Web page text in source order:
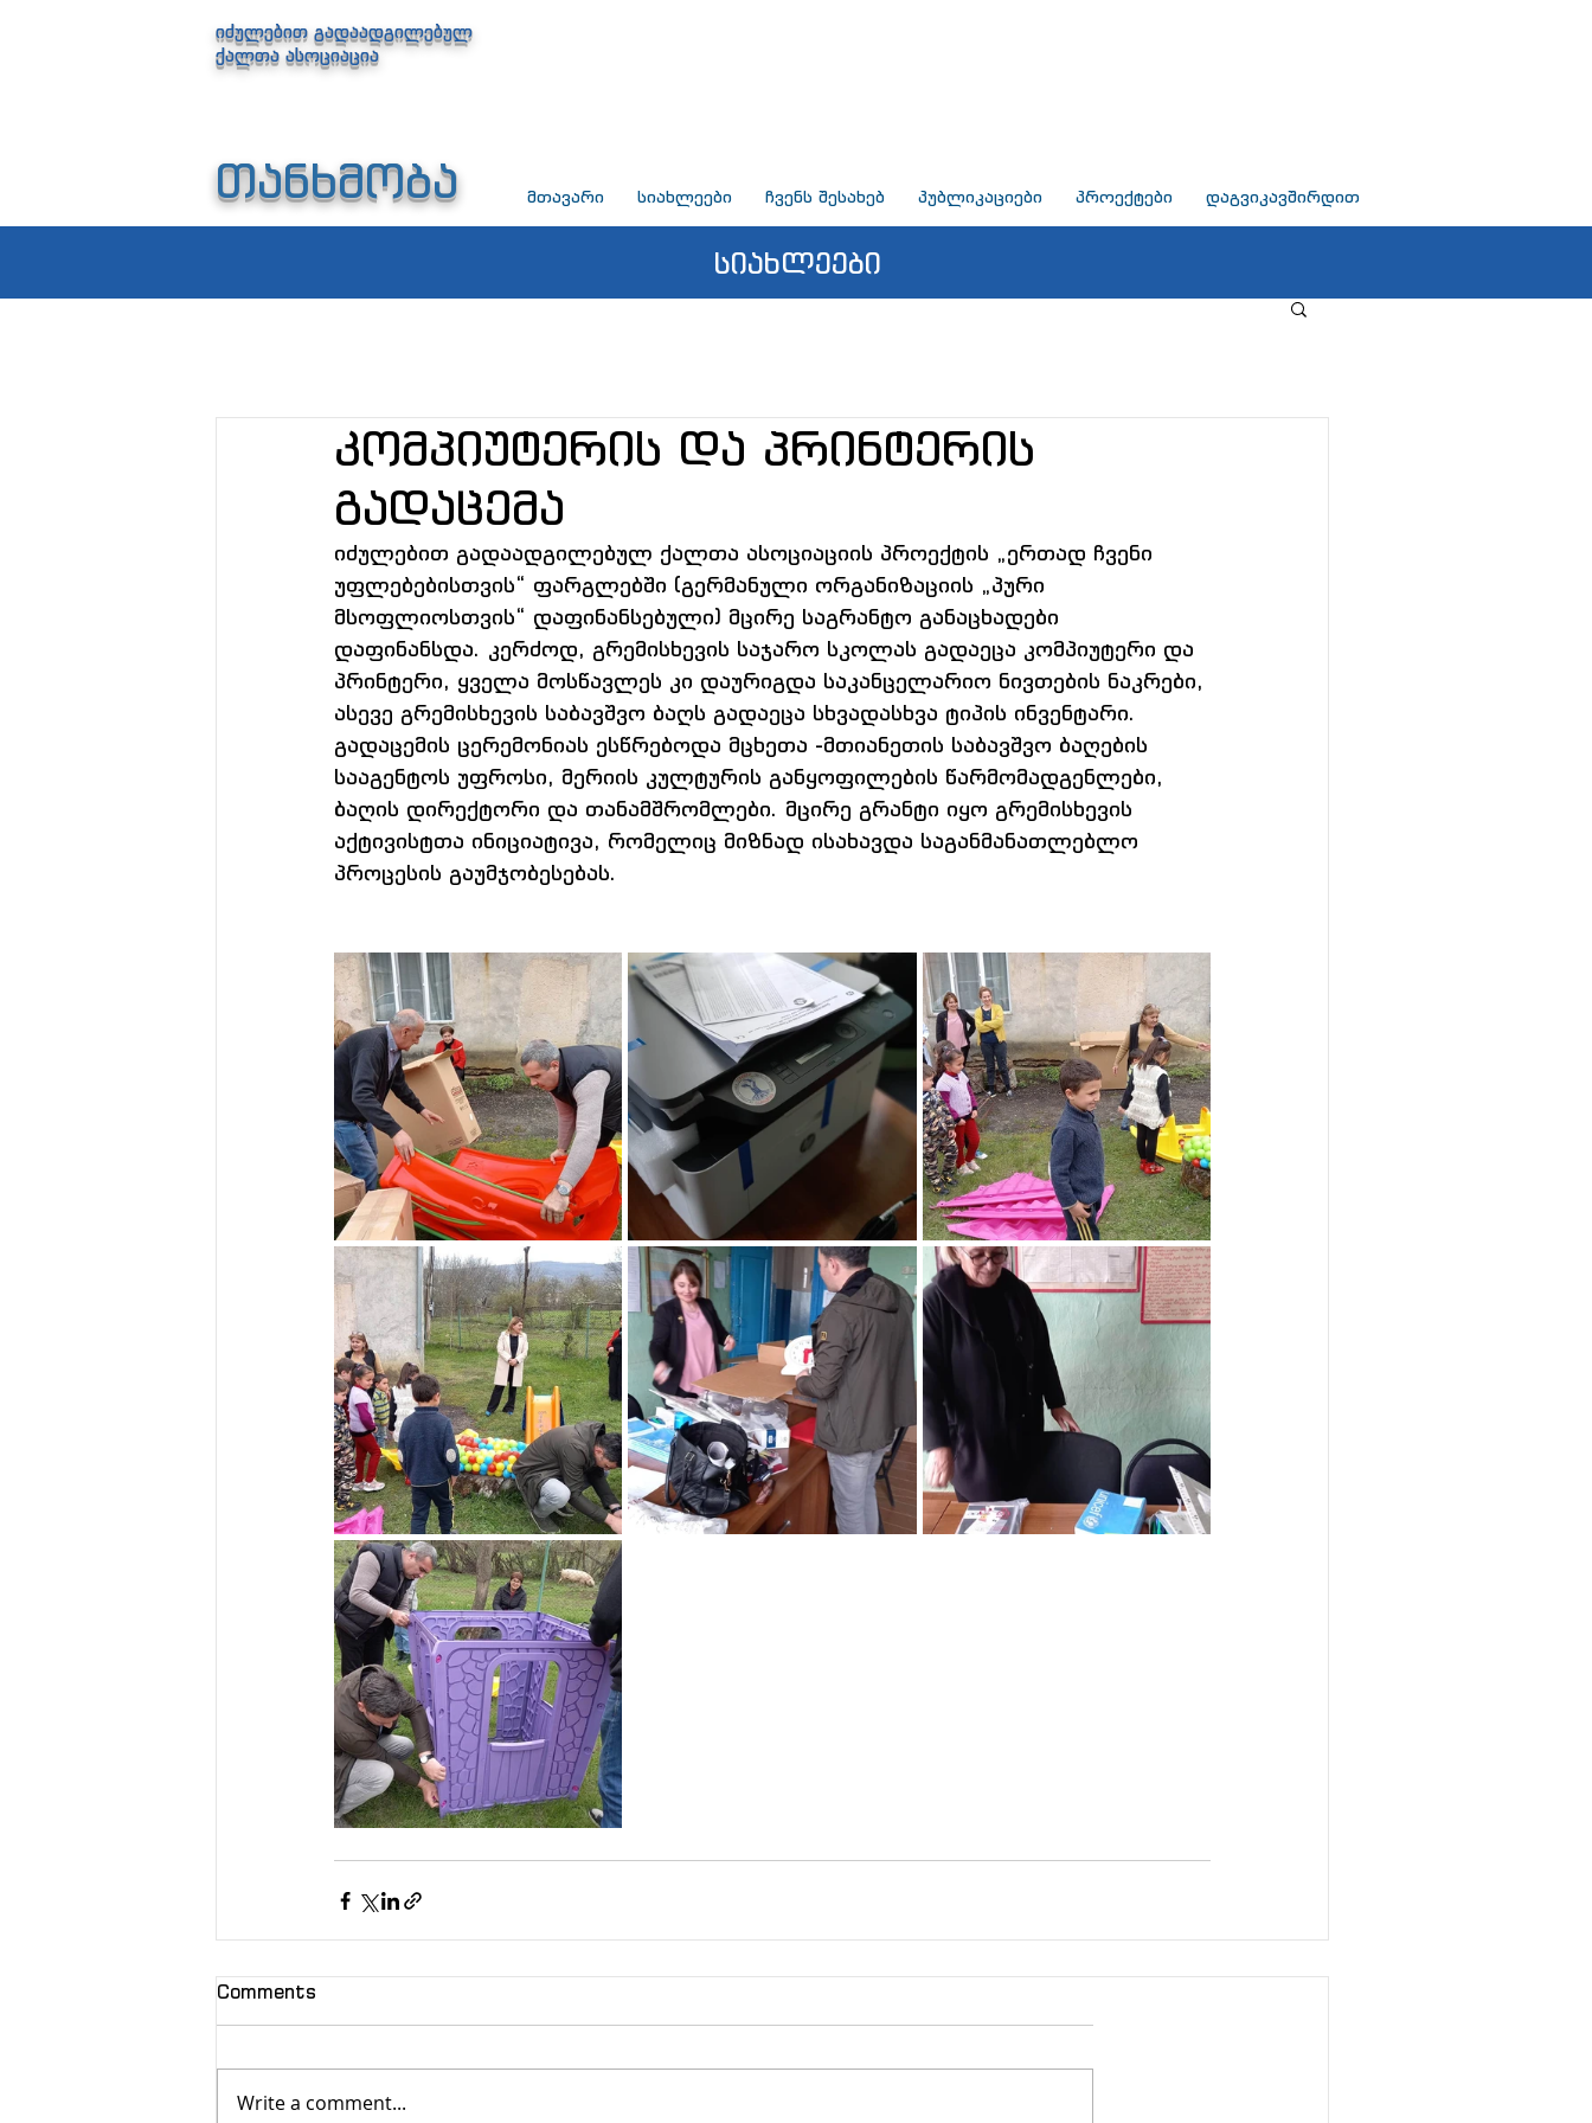
იძულებით გადაადგილებულ
ქალთა ასოციაცია
თანხმობა მთავარი სიახლეები ჩვენს შესახებ პუბლიკაციები პროექტები დაგვიკავშირდით
სიახლეები
კომპიუტერის და პრინტერის
გადაცემა
იძულებით გადაადგილებულ ქალთა ასოციაციის პროექტის „ერთად ჩვენი
უფლებებისთვის“ ფარგლებში (გერმანული ორგანიზაციის „პური
მსოფლიოსთვის“ დაფინანსებული) მცირე საგრანტო განაცხადები
დაფინანსდა. კერძოდ, გრემისხევის საჯარო სკოლას გადაეცა კომპიუტერი და
პრინტერი, ყველა მოსწავლეს კი დაურიგდა საკანცელარიო ნივთების ნაკრები,
ასევე გრემისხევის საბავშვო ბაღს გადაეცა სხვადასხვა ტიპის ინვენტარი.
გადაცემის ცერემონიას ესწრებოდა მცხეთა -მთიანეთის საბავშვო ბაღების
სააგენტოს უფროსი, მერიის კულტურის განყოფილების წარმომადგენლები,
ბაღის დირექტორი და თანამშრომლები. მცირე გრანტი იყო გრემისხევის
აქტივისტთა ინიციატივა, რომელიც მიზნად ისახავდა საგანმანათლებლო
პროცესის გაუმჯობესებას.
Comments
Write a comment...